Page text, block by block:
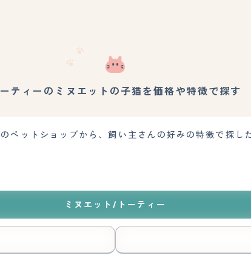
ーティーのミヌエットの子猫を価格や特徴で探す
ペットショップから、飼い主さんの好みの特徴で探
ミヌエット/トーティー